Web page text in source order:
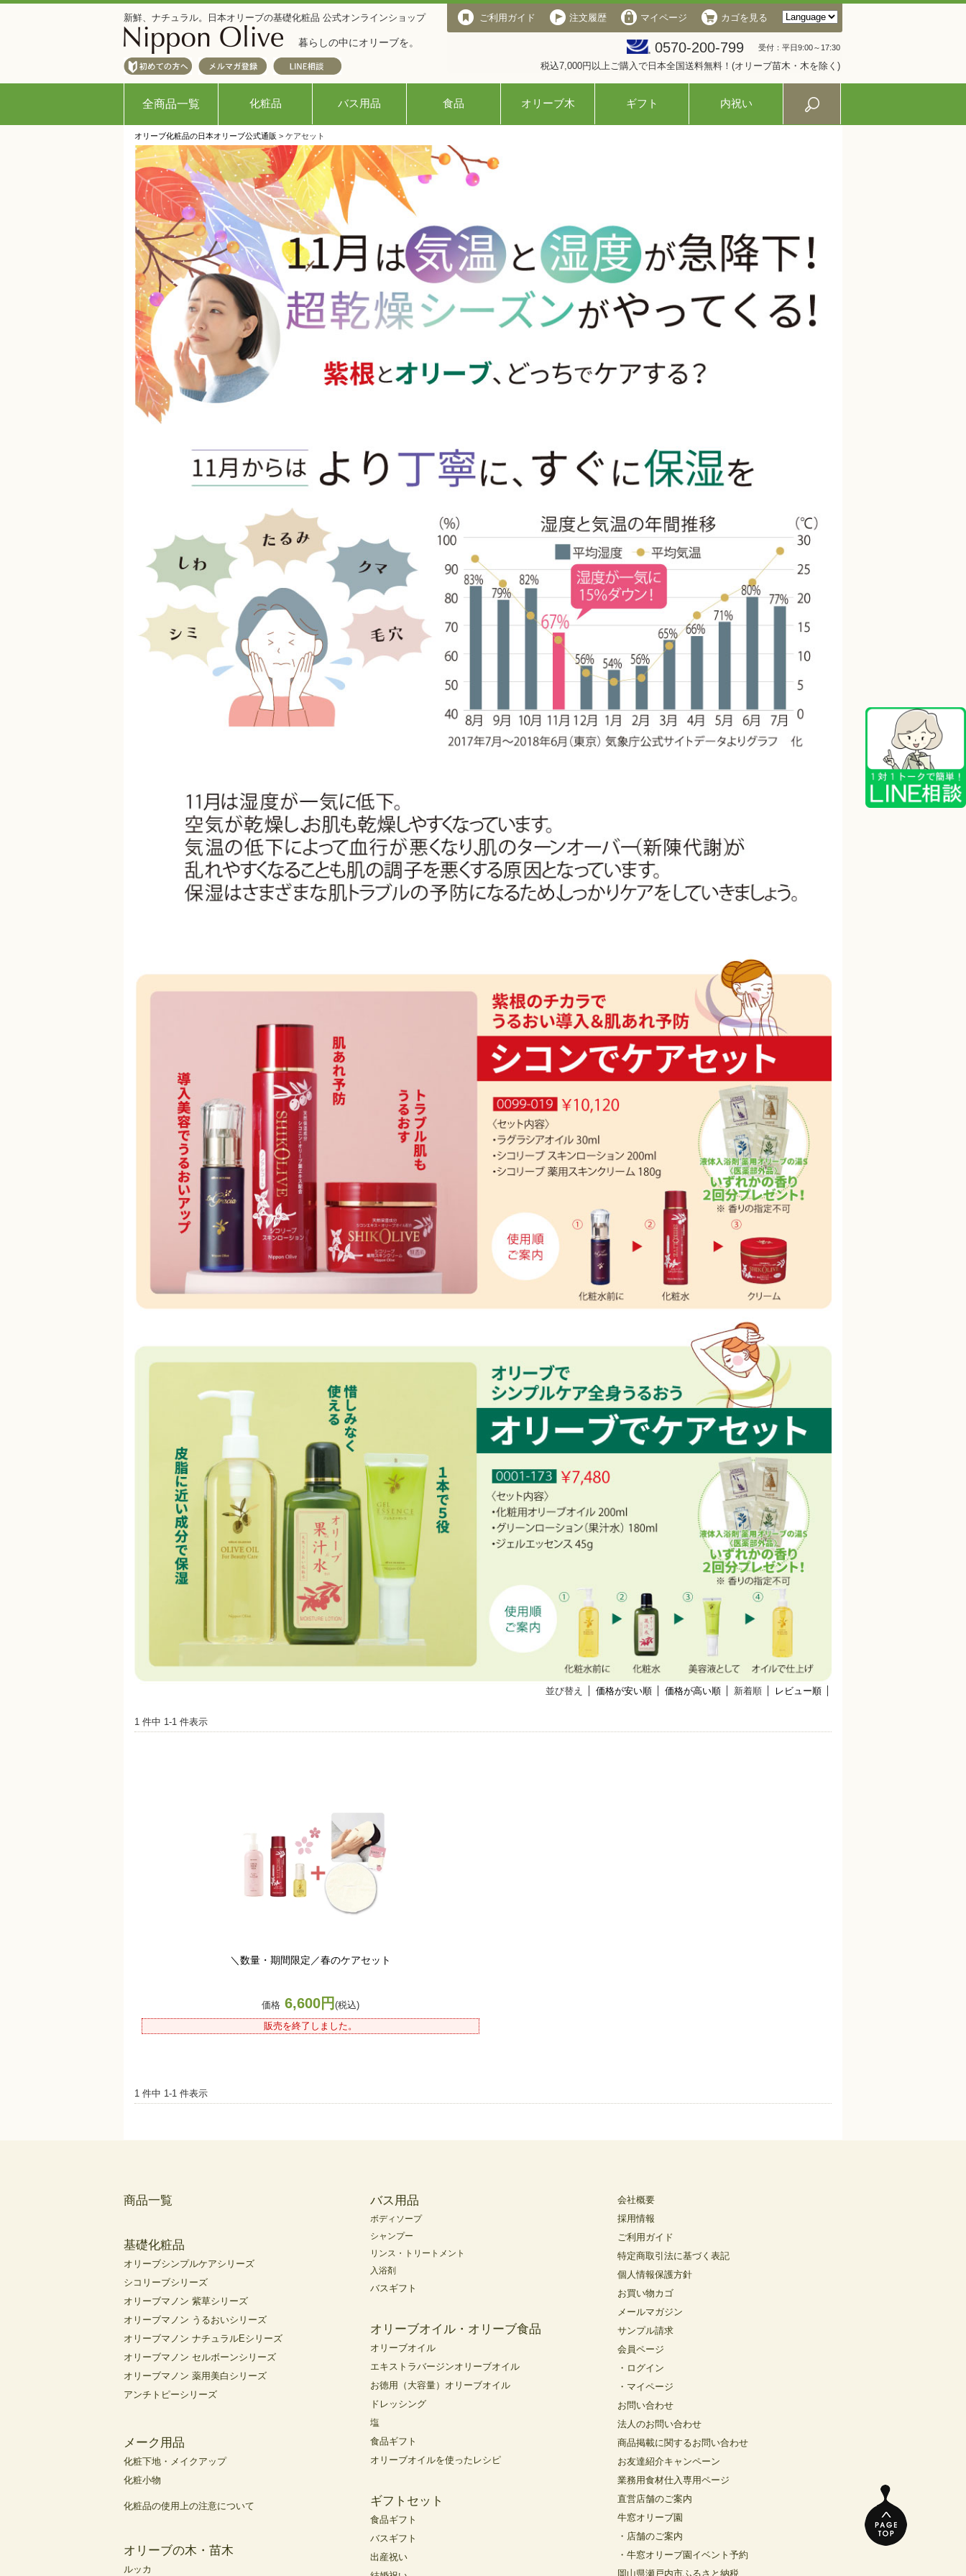
新鮮、ナチュラル。日本オリーブの基礎化粧品 公式オンラインショップ
暮らしの中にオリーブを。
ご利用ガイド 注文履歴 マイページ カゴを見る
0570-200-799 受付：平日9:00～17:30
税込7,000円以上ご購入で日本全国送料無料！(オリーブ苗木・木を除く)
全商品一覧 化粧品 バス用品 食品 オリーブ木 ギフト 内祝い
オリーブ化粧品の日本オリーブ公式通販 > ケアセット
並び替え 価格が安い順 価格が高い順 新着順 レビュー順
1 件中 1-1 件表示
＼数量・期間限定／春のケアセット
価格 6,600円(税込)
販売を終了しました。
1 件中 1-1 件表示
商品一覧
基礎化粧品
オリーブシンプルケアシリーズ
シコリーブシリーズ
オリーブマノン 紫草シリーズ
オリーブマノン うるおいシリーズ
オリーブマノン ナチュラルEシリーズ
オリーブマノン セルボーンシリーズ
オリーブマノン 薬用美白シリーズ
アンチトピーシリーズ
メーク用品
化粧下地・メイクアップ
化粧小物
化粧品の使用上の注意について
オリーブの木・苗木
ルッカ
バス用品
ボディソープ
シャンプー
リンス・トリートメント
入浴剤
バスギフト
オリーブオイル・オリーブ食品
オリーブオイル
エキストラバージンオリーブオイル
お徳用（大容量）オリーブオイル
ドレッシング
塩
食品ギフト
オリーブオイルを使ったレシピ
ギフトセット
食品ギフト
バスギフト
出産祝い
会社概要
採用情報
ご利用ガイド
特定商取引法に基づく表記
個人情報保護方針
お買い物カゴ
メールマガジン
サンプル請求
会員ページ
・ログイン
・マイページ
お問い合わせ
法人のお問い合わせ
商品掲載に関するお問い合わせ
お友達紹介キャンペーン
業務用食材仕入専用ページ
直営店舗のご案内
牛窓オリーブ園
・店舗のご案内
・牛窓オリーブ園イベント予約
岡山県瀬戸内市ふるさと納税